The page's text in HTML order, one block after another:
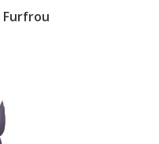
Furfrou